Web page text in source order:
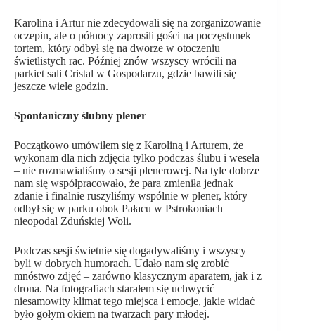
Karolina i Artur nie zdecydowali się na zorganizowanie
oczepin, ale o północy zaprosili gości na poczęstunek
tortem, który odbył się na dworze w otoczeniu
świetlistych rac. Później znów wszyscy wrócili na
parkiet sali Cristal w Gospodarzu, gdzie bawili się
jeszcze wiele godzin.
Spontaniczny ślubny plener
Początkowo umówiłem się z Karoliną i Arturem, że
wykonam dla nich zdjęcia tylko podczas ślubu i wesela
– nie rozmawialiśmy o sesji plenerowej. Na tyle dobrze
nam się współpracowało, że para zmieniła jednak
zdanie i finalnie ruszyliśmy wspólnie w plener, który
odbył się w parku obok Pałacu w Pstrokoniach
nieopodal Zduńskiej Woli.
Podczas sesji świetnie się dogadywaliśmy i wszyscy
byli w dobrych humorach. Udało nam się zrobić
mnóstwo zdjęć – zarówno klasycznym aparatem, jak i z
drona. Na fotografiach starałem się uchwycić
niesamowity klimat tego miejsca i emocje, jakie widać
było gołym okiem na twarzach pary młodej.